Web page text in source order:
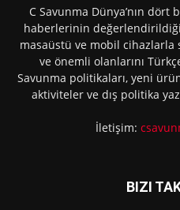
C Savunma Dünya’nın dört
haberlerinin
masaüstü ve mobil
ve önemli olanlarını
Savunma politikaları, yeni
aktiviteler ve dış politika
İletişim:
BIZI